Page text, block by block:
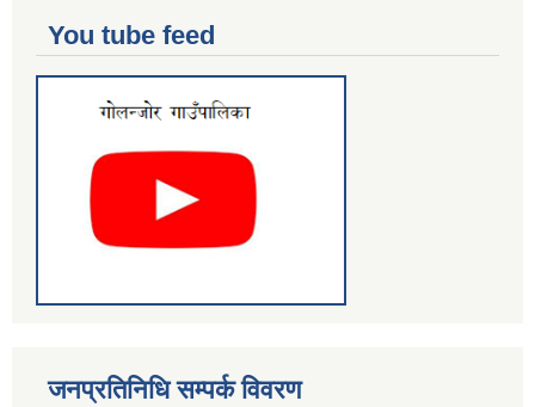
You tube feed
जनप्रतिनिधि सम्पर्क विवरण